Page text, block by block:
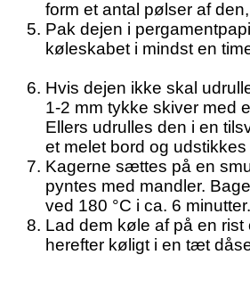
form et antal pølser af
Pak dejen i
køleskabet i mindst en
Hvis dejen ikke skal
1-2 mm tykke skiver med
Ellers udrulles den i en
et melet bord og
Kagerne sættes på en
pyntes med mandler.
ved 180 °C i ca. 6 minutter.
Lad dem køle af på en rist
herefter køligt i en tæt